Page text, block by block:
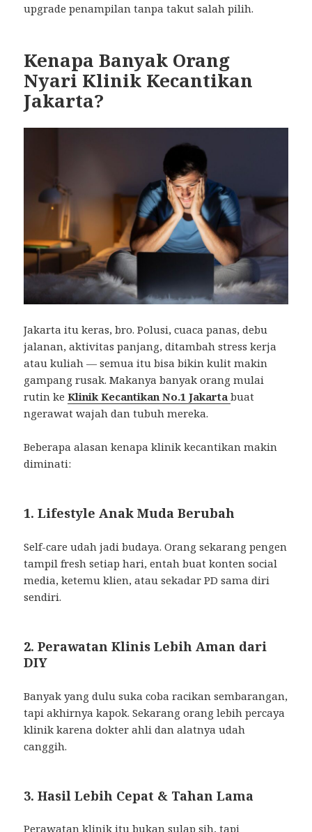
upgrade penampilan tanpa takut salah pilih.
Kenapa Banyak Orang
Nyari Klinik Kecantikan
Jakarta?
Jakarta itu keras, bro. Polusi, cuaca panas, debu
jalanan, aktivitas panjang, ditambah stress kerja
atau kuliah — semua itu bisa bikin kulit makin
gampang rusak. Makanya banyak orang mulai
rutin keKlinik Kecantikan No.1 Jakarta buat
ngerawat wajah dan tubuh mereka.
Beberapa alasan kenapa klinik kecantikan makin
diminati:
1. Lifestyle Anak Muda Berubah
Self-care udah jadi budaya. Orang sekarang pengen
tampil fresh setiap hari, entah buat konten social
media, ketemu klien, atau sekadar PD sama diri
sendiri.
2. Perawatan Klinis Lebih Aman dari
DIY
Banyak yang dulu suka coba racikan sembarangan,
tapi akhirnya kapok. Sekarang orang lebih percaya
klinik karena dokter ahli dan alatnya udah
canggih.
3. Hasil Lebih Cepat & Tahan Lama
Perawatan klinik itu bukan sulap sih, tapi